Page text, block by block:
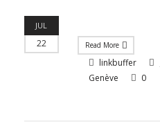
JUL
22 Read More
linkbuffer
Genève
0